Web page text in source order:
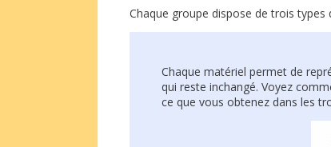
Chaque groupe dispose de trois types
Chaque matériel permet de
qui reste inchangé. Voyez
ce que vous obtenez dans les